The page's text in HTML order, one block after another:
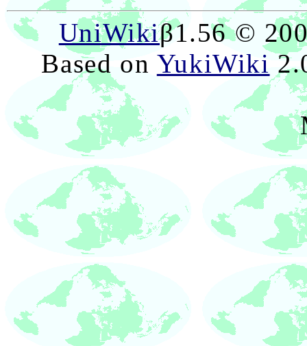
UniWikiβ1.56 ©
Based on YukiWiki